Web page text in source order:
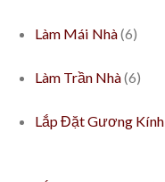
Làm Mái Nhà(6)
Làm Trần Nhà(6)
Lắp Đặt Gương Kính